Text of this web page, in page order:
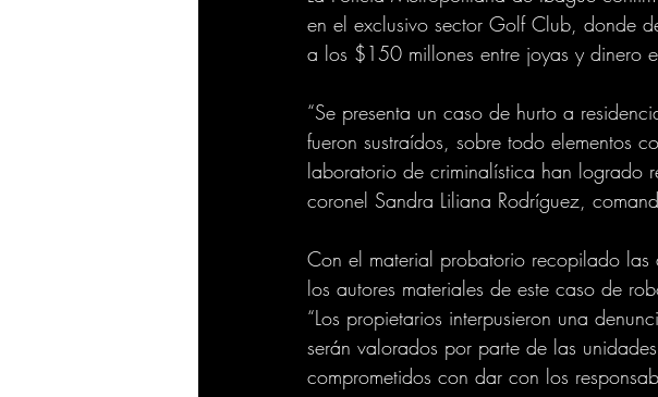
en el exclusivo sector Golf Club, donde
a los $150 millones entre joyas y dinero
“Se presenta un caso de hurto a
fueron sustraídos, sobre todo elementos
laboratorio de criminalística han logrado
coronel Sandra Liliana Rodríguez,
Con el material probatorio recopilado
los autores materiales de este caso de
“Los propietarios interpusieron una
serán valorados por parte de las
comprometidos con dar con los